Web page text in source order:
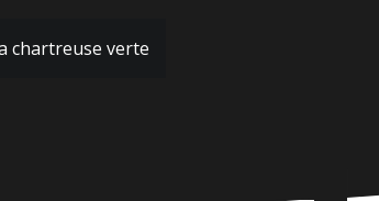
chartreuse verte